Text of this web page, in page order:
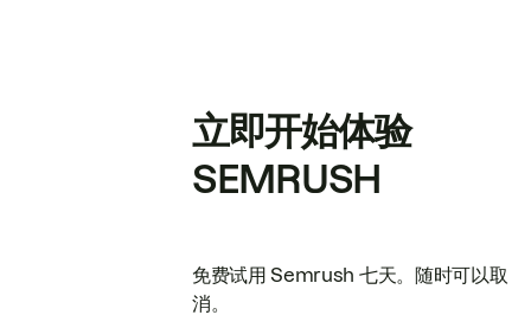
立即开始体验
SEMRUSH
免费试用 Semrush 七天。随时可以取
消。